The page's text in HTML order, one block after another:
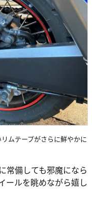
ムテープがさらに鮮やかに
常備しても邪魔になら
ールを眺めながら嬉し